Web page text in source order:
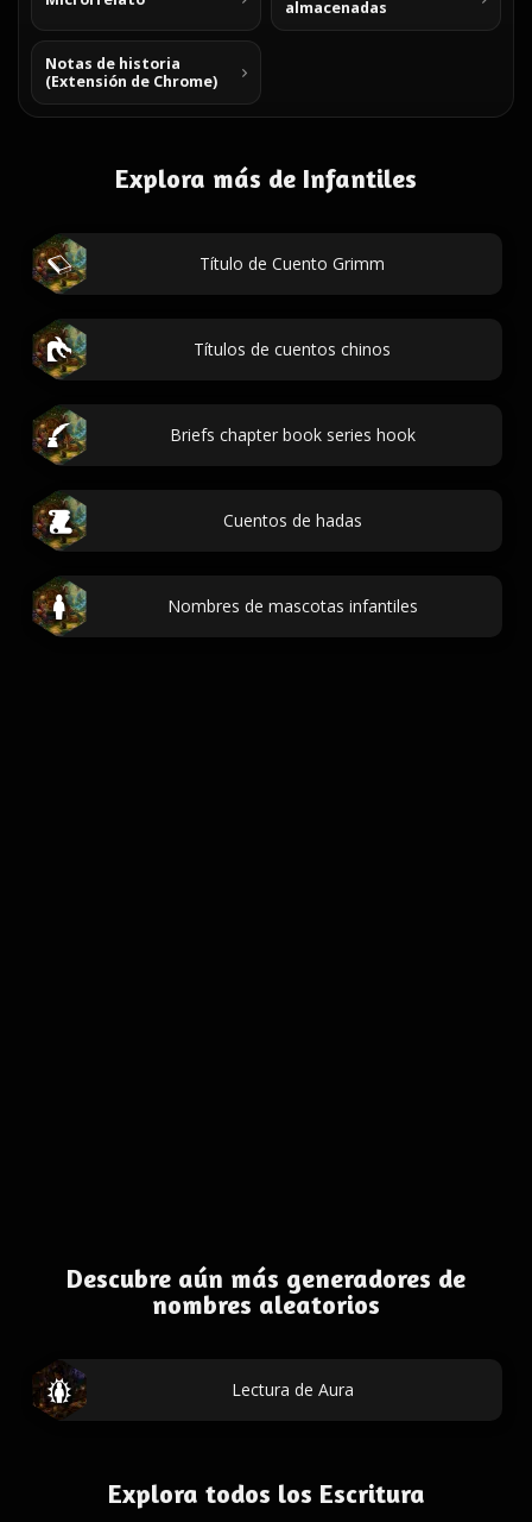
almacenadas
Notas de historia
(Extensión de Chrome)
Explora más de Infantiles
Título de Cuento Grimm
Títulos de cuentos chinos
Briefs chapter book series hook
Cuentos de hadas
Nombres de mascotas infantiles
Descubre aún más generadores de
nombres aleatorios
Lectura de Aura
Explora todos los Escritura